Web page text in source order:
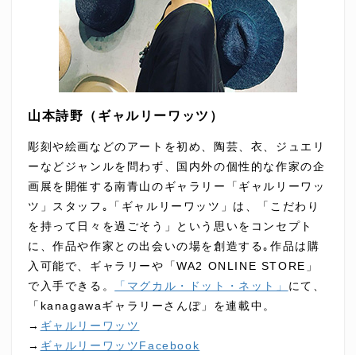
山本詩野（ギャルリーワッツ）
彫刻や絵画などのアートを初め、陶芸、衣、ジュエリ
ーなどジャンルを問わず、国内外の個性的な作家の企
画展を開催する南青山のギャラリー「ギャルリーワッ
ツ」スタッフ｡「ギャルリーワッツ」は、「こだわり
を持って日々を過ごそう」という思いをコンセプト
に、作品や作家との出会いの場を創造する｡作品は購
入可能で、ギャラリーや「WA2 ONLINE STORE」
で入手できる。
「マグカル・ドット・ネット」 にて、
「kanagawaギャラリーさんぽ」を連載中。
→ ギャルリーワッツ
→ ギャルリーワッツFacebook